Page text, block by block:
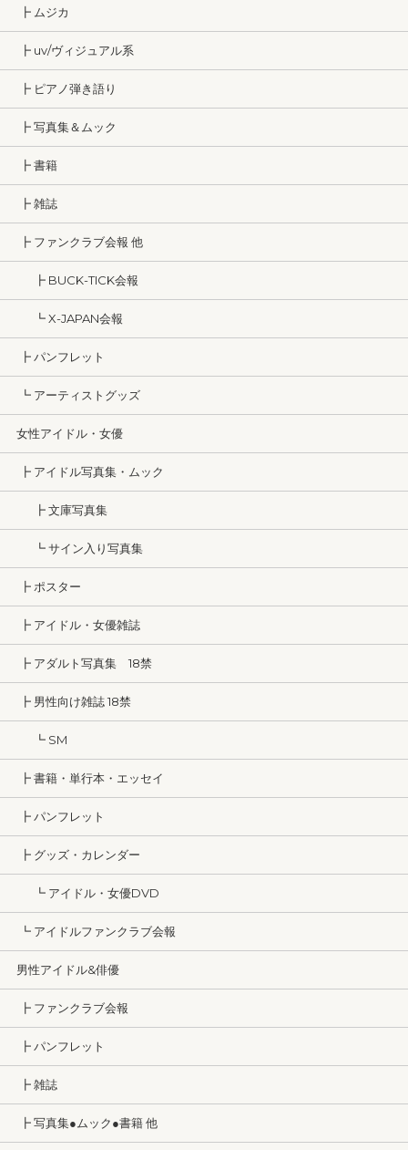
┣ ムジカ
┣ uv/ヴィジュアル系
┣ ピアノ弾き語り
┣ 写真集＆ムック
┣ 書籍
┣ 雑誌
┣ ファンクラブ会報 他
┣ BUCK-TICK会報
┗ X-JAPAN会報
┣ パンフレット
┗ アーティストグッズ
女性アイドル・女優
┣ アイドル写真集・ムック
┣ 文庫写真集
┗ サイン入り写真集
┣ ポスター
┣ アイドル・女優雑誌
┣ アダルト写真集 18禁
┣ 男性向け雑誌 18禁
┗ SM
┣ 書籍・単行本・エッセイ
┣ パンフレット
┣ グッズ・カレンダー
┗ アイドル・女優DVD
┗ アイドルファンクラブ会報
男性アイドル&俳優
┣ ファンクラブ会報
┣ パンフレット
┣ 雑誌
┣ 写真集●ムック●書籍 他